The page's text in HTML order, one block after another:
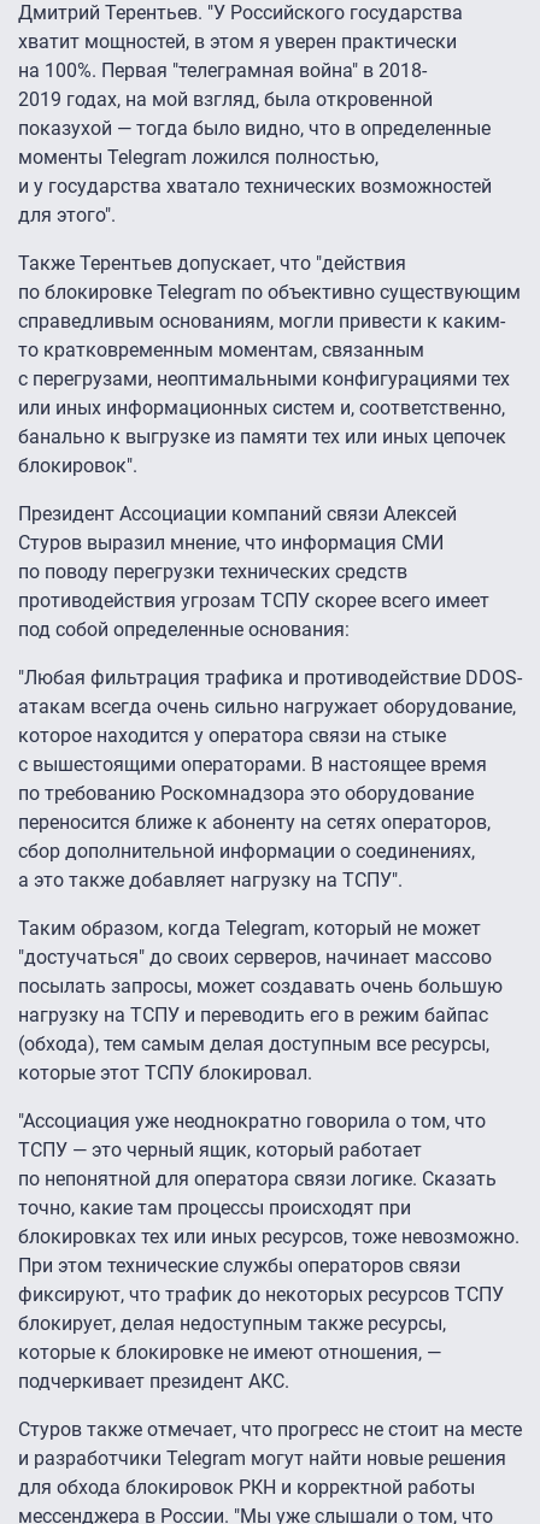
Дмитрий Терентьев. "У Российского государства
хватит мощностей, в этом я уверен практически
на 100%. Первая "телеграмная война" в 2018-
2019 годах, на мой взгляд, была откровенной
показухой — тогда было видно, что в определенные
моменты Telegram ложился полностью,
и у государства хватало технических возможностей
для этого".
Также Терентьев допускает, что "действия
по блокировке Telegram по объективно существующим
справедливым основаниям, могли привести к каким-
то кратковременным моментам, связанным
с перегрузами, неоптимальными конфигурациями тех
или иных информационных систем и, соответственно,
банально к выгрузке из памяти тех или иных цепочек
блокировок".
Президент Ассоциации компаний связи Алексей
Стуров выразил мнение, что информация СМИ
по поводу перегрузки технических средств
противодействия угрозам ТСПУ скорее всего имеет
под собой определенные основания:
"Любая фильтрация трафика и противодействие DDOS-
атакам всегда очень сильно нагружает оборудование,
которое находится у оператора связи на стыке
с вышестоящими операторами. В настоящее время
по требованию Роскомнадзора это оборудование
переносится ближе к абоненту на сетях операторов,
сбор дополнительной информации о соединениях,
а это также добавляет нагрузку на ТСПУ".
Таким образом, когда Telegram, который не может
"достучаться" до своих серверов, начинает массово
посылать запросы, может создавать очень большую
нагрузку на ТСПУ и переводить его в режим байпас
(обхода), тем самым делая доступным все ресурсы,
которые этот ТСПУ блокировал.
"Ассоциация уже неоднократно говорила о том, что
ТСПУ — это черный ящик, который работает
по непонятной для оператора связи логике. Сказать
точно, какие там процессы происходят при
блокировках тех или иных ресурсов, тоже невозможно.
При этом технические службы операторов связи
фиксируют, что трафик до некоторых ресурсов ТСПУ
блокирует, делая недоступным также ресурсы,
которые к блокировке не имеют отношения, —
подчеркивает президент АКС.
Стуров также отмечает, что прогресс не стоит на месте
и разработчики Telegram могут найти новые решения
для обхода блокировок РКН и корректной работы
мессенджера в России. "Мы уже слышали о том, что